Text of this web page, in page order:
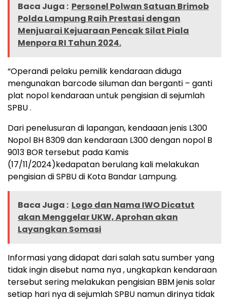
Baca Juga : Personel Polwan Satuan Brimob
Polda Lampung Raih Prestasi dengan
Menjuarai Kejuaraan Pencak Silat Piala
Menpora RI Tahun 2024.
“Operandi pelaku pemilik kendaraan diduga
mengunakan barcode siluman dan berganti – ganti
plat nopol kendaraan untuk pengisian di sejumlah
SPBU .
Dari penelusuran di lapangan, kendaaan jenis L300
Nopol BH 8309 dan kendaraan L300 dengan nopol B
9013 BOR tersebut pada Kamis
(17/11/2024)kedapatan berulang kali melakukan
pengisian di SPBU di Kota Bandar Lampung.
Baca Juga : Logo dan Nama IWO Dicatut
akan Menggelar UKW, Aprohan akan
Layangkan Somasi
Informasi yang didapat dari salah satu sumber yang
tidak ingin disebut nama nya , ungkapkan kendaraan
tersebut sering melakukan pengisian BBM jenis solar
setiap hari nya di sejumlah SPBU namun dirinya tidak